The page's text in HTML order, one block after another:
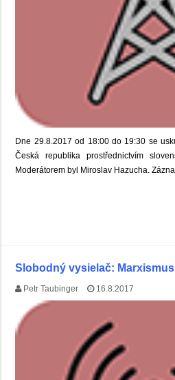
Dne 29.8.2017 od 18:00 do 19:30 se
Česká republika prostřednictvím
Moderátorem byl Miroslav Hazucha.
Slobodný vysielač:
Petr Taubinger 16.8.2017